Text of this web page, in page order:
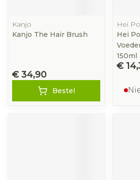
Kanjo
Kanjo The Hair Brush
€ 34,90
Bestel
Hei
Hei
150ml
€